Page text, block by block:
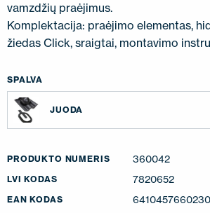
vamzdžių praėjimus.
Komplektacija: praėjimo elementas,
žiedas Click, sraigtai, montavimo
SPALVA
JUODA
PRODUKTO NUMERIS 360042
LVI KODAS 7820652
EAN KODAS 6410457660230